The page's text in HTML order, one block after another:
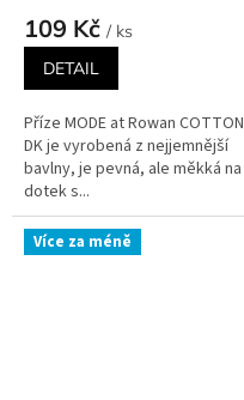
109 Kč / ks
DETAIL
Příze MODE at Rowan COTTON
DK je vyrobená z nejjemnější
bavlny, je pevná, ale měkká na
dotek s...
Více za méně